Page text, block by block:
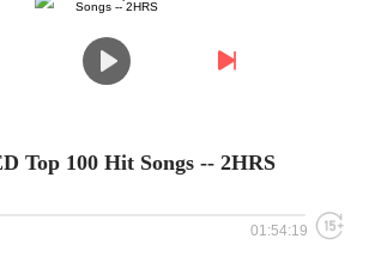
Top 100 Hit Songs -- 2HRS
01:54:19